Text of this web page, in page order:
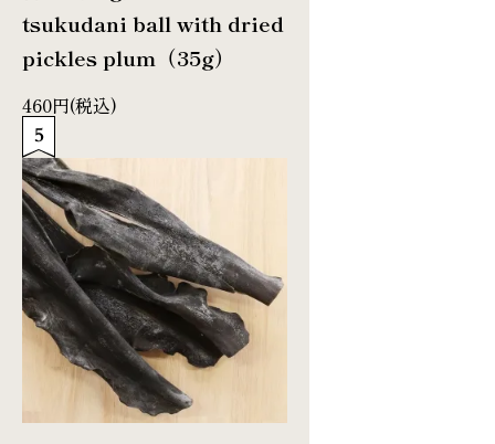
tsukudani ball with dried
pickles plum（35g）
460円(税込)